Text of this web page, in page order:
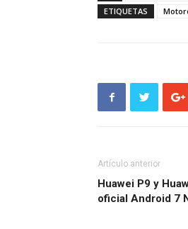
ETIQUETAS
Artículo anterior
Huawei P9 y
oficial Android 7